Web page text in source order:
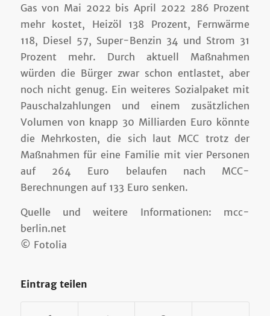
Gas von Mai 2022 bis April 2022 286 Prozent
mehr kostet, Heizöl 138 Prozent, Fernwärme
118, Diesel 57, Super-Benzin 34 und Strom 31
Prozent mehr. Durch aktuell Maßnahmen
würden die Bürger zwar schon entlastet, aber
noch nicht genug. Ein weiteres Sozialpaket mit
Pauschalzahlungen und einem zusätzlichen
Volumen von knapp 30 Milliarden Euro könnte
die Mehrkosten, die sich laut MCC trotz der
Maßnahmen für eine Familie mit vier Personen
auf 264 Euro belaufen nach MCC-
Berechnungen auf 133 Euro senken.
Quelle und weitere Informationen: mcc-
berlin.net
© Fotolia
Eintrag teilen